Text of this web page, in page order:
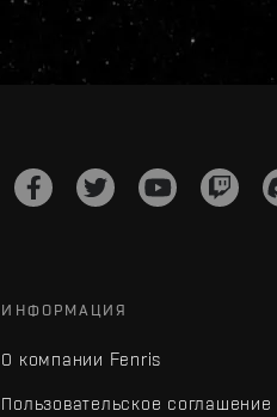
ИНФОРМАЦИЯ
О компании Fenris
Пользовательское соглашение